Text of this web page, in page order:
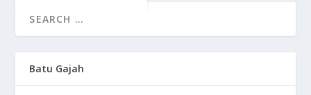
Batu Gajah